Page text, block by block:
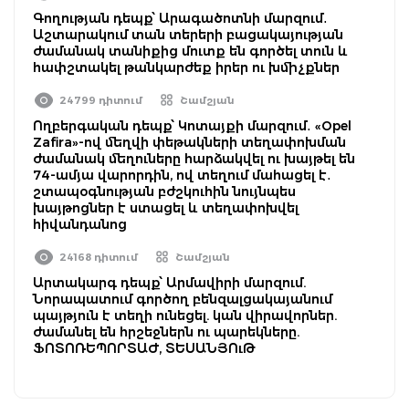
Գողության դեպք՝ Արագածոտնի մարզում․
Աշտարակում տան տերերի բացակայության
ժամանակ տանիքից մուտք են գործել տուն և
հափշտակել թանկարժեք իրեր ու խմիչքներ
24799 դիտում Շամշյան
Ողբերգական դեպք՝ Կոտայքի մարզում․ «Opel
Zafira»-ով մեղվի փեթակների տեղափոխման
ժամանակ մեղուները հարձակվել ու խայթել են
74-ամյա վարորդին, ով տեղում մահացել է․
շտապօգնության բժշկուհին նույնպես
խայթոցներ է ստացել և տեղափոխվել
հիվանդանոց
24168 դիտում Շամշյան
Արտակարգ դեպք՝ Արմավիրի մարզում.
Նորապատում գործող բենզալցակայանում
պայթյուն է տեղի ունեցել. կան վիրավորներ.
ժամանել են հրշեջներն ու պարեկները.
ՖՈՏՈՌԵՊՈՐՏԱԺ, ՏԵՍԱՆՅՈւԹ